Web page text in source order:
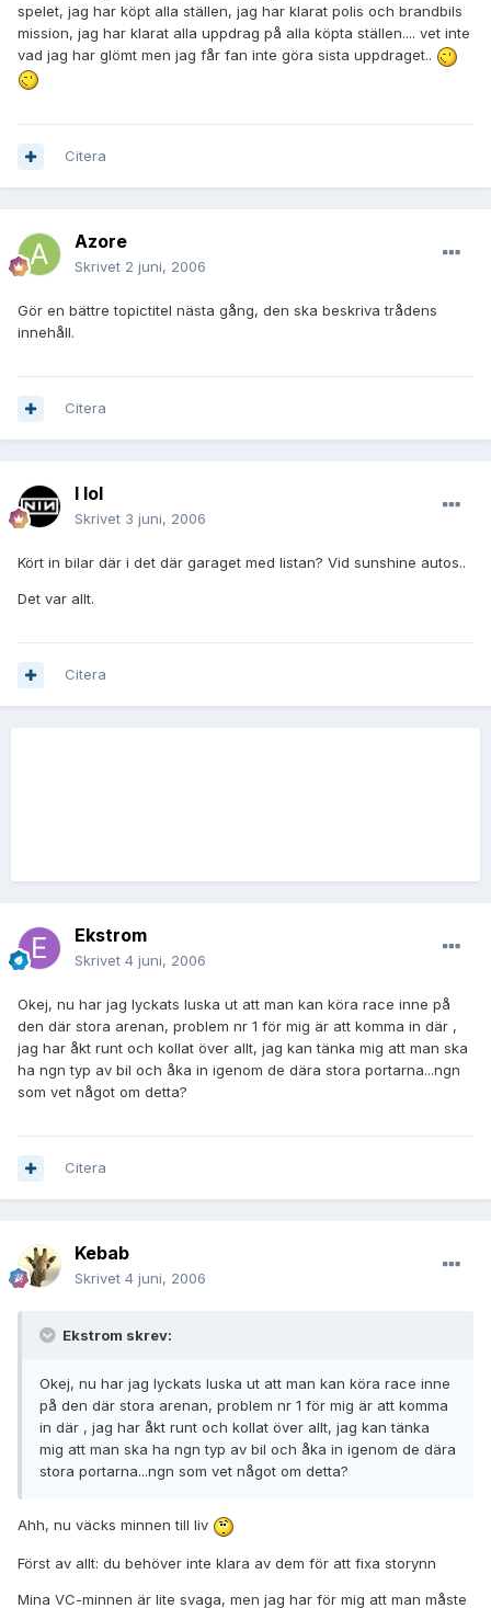
spelet, jag har köpt alla ställen, jag har klarat polis och brandbils
mission, jag har klarat alla uppdrag på alla köpta ställen.... vet inte
vad jag har glömt men jag får fan inte göra sista uppdraget..
Citera
Azore
Skrivet 2 juni, 2006
Gör en bättre topictitel nästa gång, den ska beskriva trådens
innehåll.
Citera
I lol
Skrivet 3 juni, 2006
Kört in bilar där i det där garaget med listan? Vid sunshine autos..
Det var allt.
Citera
Ekstrom
Skrivet 4 juni, 2006
Okej, nu har jag lyckats luska ut att man kan köra race inne på
den där stora arenan, problem nr 1 för mig är att komma in där ,
jag har åkt runt och kollat över allt, jag kan tänka mig att man ska
ha ngn typ av bil och åka in igenom de dära stora portarna...ngn
som vet något om detta?
Citera
Kebab
Skrivet 4 juni, 2006
Ekstrom skrev:
Okej, nu har jag lyckats luska ut att man kan köra race inne
på den där stora arenan, problem nr 1 för mig är att komma
in där , jag har åkt runt och kollat över allt, jag kan tänka
mig att man ska ha ngn typ av bil och åka in igenom de dära
stora portarna...ngn som vet något om detta?
Ahh, nu väcks minnen till liv
Först av allt: du behöver inte klara av dem för att fixa storynn
Mina VC-minnen är lite svaga, men jag har för mig att man måste